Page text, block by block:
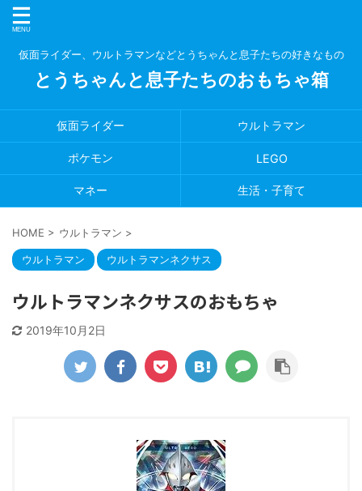
仮面ライダー、ウルトラマンなどとうちゃんと息子たちの好きなもの
とうちゃんと息子たちのおもちゃ箱
仮面ライダー ウルトラマン
ポケモン LEGO
マネー 生活・子育て
HOME > ウルトラマン >
ウルトラマン ウルトラマンネクサス
ウルトラマンネクサスのおもちゃ
2019年10月2日